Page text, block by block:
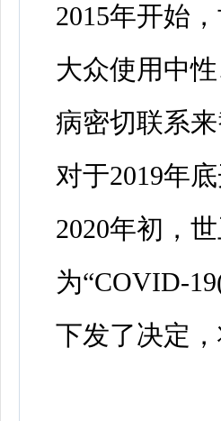
2015年开始
大众使用中
病密切联系
对于2019年
2020年初，
为“COVID-
下发了决定